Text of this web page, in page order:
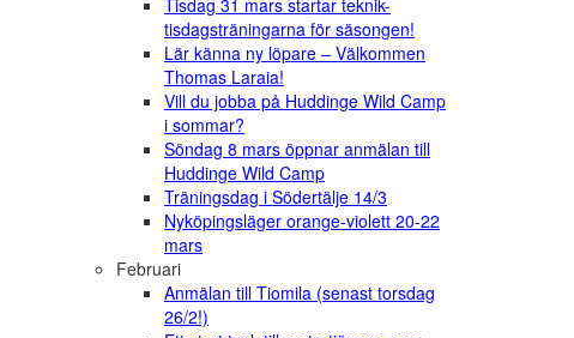
Tisdag 31 mars startar teknik-
tisdagsträningarna för säsongen!
Lär känna ny löpare – Välkommen
Thomas Laraia!
Vill du jobba på Huddinge Wild Camp
i sommar?
Söndag 8 mars öppnar anmälan till
Huddinge Wild Camp
Träningsdag i Södertälje 14/3
Nyköpingsläger orange-violett 20-22
mars
Februari
Anmälan till Tiomila (senast torsdag
26/2!)